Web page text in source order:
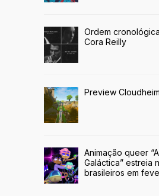
Ordem
Cora Reilly
Preview
Animação queer
Galáctica” estreia
brasileiros em